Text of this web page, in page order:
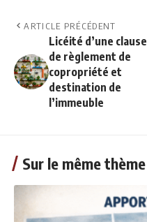
ARTICLE PRÉCÉDENT
Licéité d’une clause
de règlement de
copropriété et
destination de
l’immeuble
Sur le même thème